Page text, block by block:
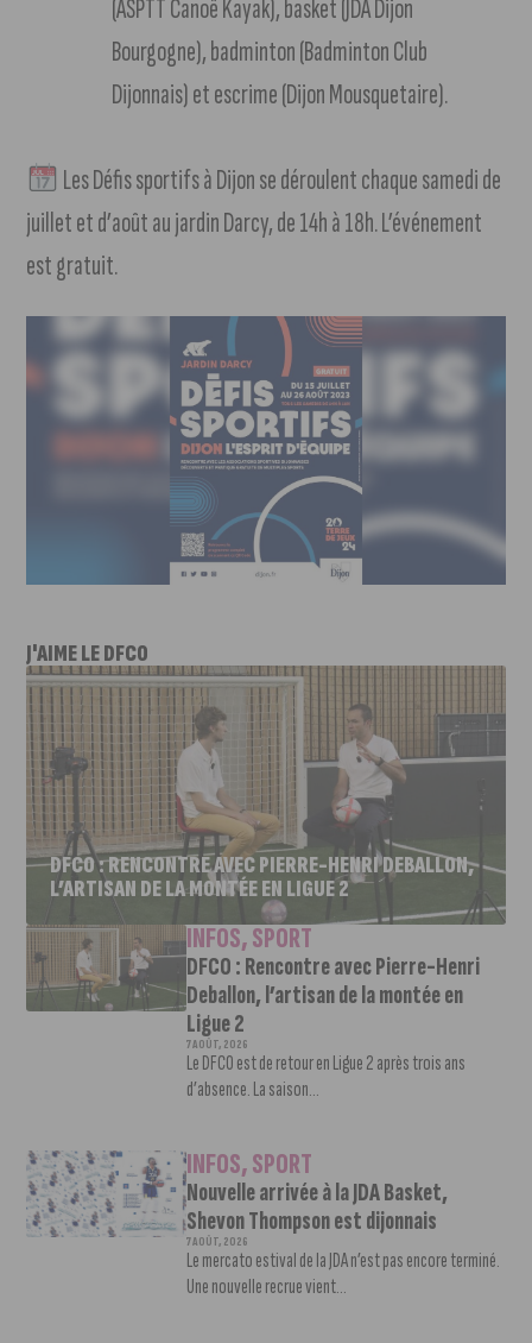
(ASPTT Canoë Kayak), basket (JDA Dijon
Bourgogne), badminton (Badminton Club
Dijonnais) et escrime (Dijon Mousquetaire).
Les Défis sportifs à Dijon se déroulent chaque samedi de
juillet et d’août au jardin Darcy, de 14h à 18h. L’événement
est gratuit.
J'AIME LE DFCO
DFCO : RENCONTRE AVEC PIERRE-HENRI DEBALLON,
L’ARTISAN DE LA MONTÉE EN LIGUE 2
INFOS,SPORT
DFCO : Rencontre avec Pierre-Henri
Deballon, l’artisan de la montée en
Ligue 2
7 AOÛT, 2026
Le DFCO est de retour en Ligue 2 après trois ans
d’absence. La saison...
INFOS,SPORT
Nouvelle arrivée à la JDA Basket,
Shevon Thompson est dijonnais
7 AOÛT, 2026
Le mercato estival de la JDA n’est pas encore terminé.
Une nouvelle recrue vient...